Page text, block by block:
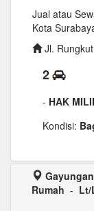
Jual atau
Kota
Jl.
2
- HAK
Kondisi:
Rumah - Lt/